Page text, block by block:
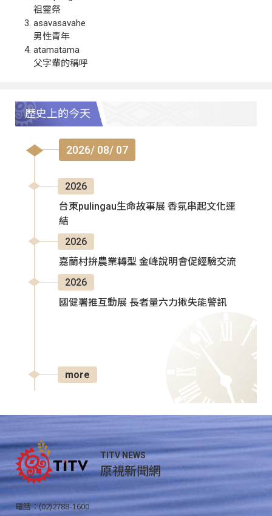
祖靈祭
asavasavahe
男性青年
atamatama
父字輩的稱呼
歷史上的今天
2026/ 08/ 07
2026
台東pulingau生命故事展 香氛串起文化連
結
2026
嘉蘭村拚農業轉型 金峰說明會促經驗交流
2026
國健署推互動展 長者量六力揪失能警訊
more
TITV NEWS
原視新聞網
電話：(02)2788-1600